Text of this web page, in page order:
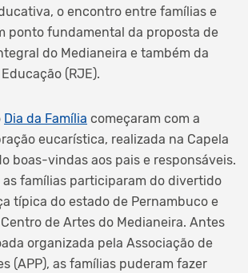
o encontro entre famílias e
ponto fundamental da proposta de
do Medianeira e também da
(RJE).
Dia da Família começaram com a
eucarística, realizada na Capela
boas-vindas aos pais e responsáveis.
as famílias participaram do divertido
típica do estado de Pernambuco e
de Artes do Medianeira. Antes
organizada pela Associação de
(APP), as famílias puderam fazer